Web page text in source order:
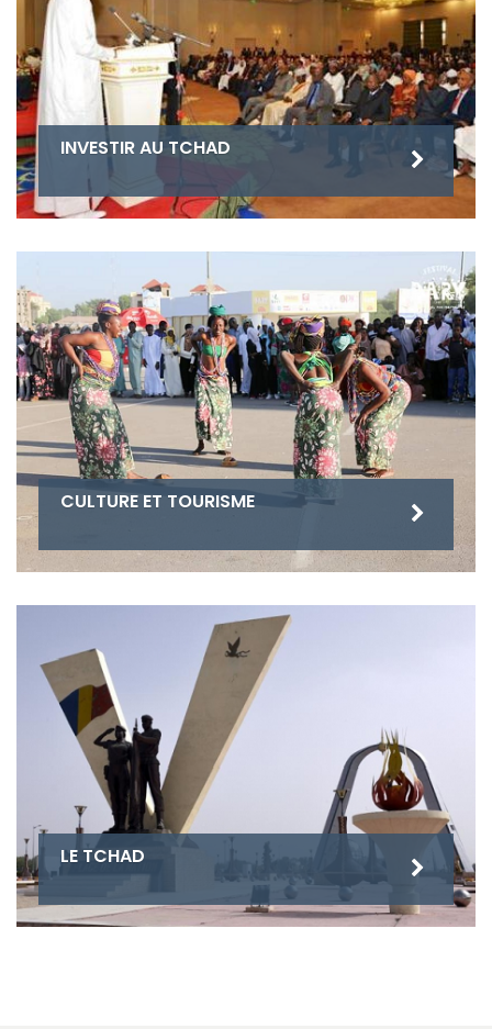
INVESTIR AU TCHAD
CULTURE ET TOURISME
LE TCHAD